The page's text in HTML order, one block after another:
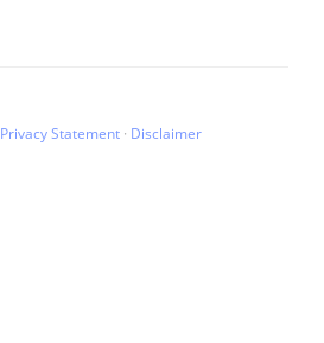
Privacy Statement · Disclaimer